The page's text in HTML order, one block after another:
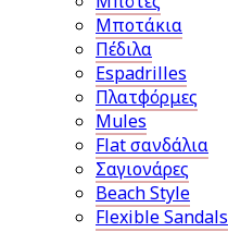
Μποτάκια
Πέδιλα
Espadrilles
Πλατφόρμες
Mules
Flat σανδάλια
Σαγιονάρες
Beach Style
Flexible Sandals